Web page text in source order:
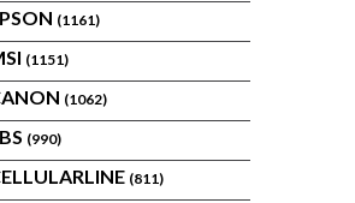
(1161)
(1151)
(1062)
(990)
(811)